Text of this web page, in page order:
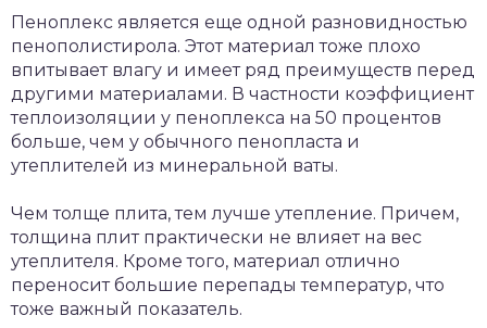
Пеноплекс является еще одной разновидностью
пенополистирола. Этот материал тоже плохо
впитывает влагу и имеет ряд преимуществ перед
другими материалами. В частности коэффициент
теплоизоляции у пеноплекса на 50 процентов
больше, чем у обычного пенопласта и
утеплителей из минеральной ваты.
Чем толще плита, тем лучше утепление. Причем,
толщина плит практически не влияет на вес
утеплителя. Кроме того, материал отлично
переносит большие перепады температур, что
тоже важный показатель.